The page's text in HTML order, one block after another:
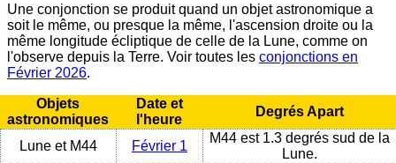
Une conjonction se produit quand un objet astronomique a
soit le même, ou presque la même, l'ascension droite ou la
même longitude écliptique de celle de la Lune, comme on
l'observe depuis la Terre. Voir toutes les conjonctions en
Février 2026.
Objets
astronomiques
Date et
l'heure
Degrés Apart
Lune et M44 Février 1
M44 est 1.3 degrés sud de la
Lune.